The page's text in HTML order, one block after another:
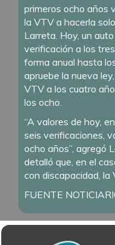
primeros ocho años
la VTV a hacerla
Larreta. Hoy, un
verificación a los
forma anual hasta
apruebe la nueva
VTV a los cuatro
los ocho.
“A valores de hoy,
seis verificaciones,
ocho años”, agregó
detalló que, en el
con discapacidad, la
FUENTE